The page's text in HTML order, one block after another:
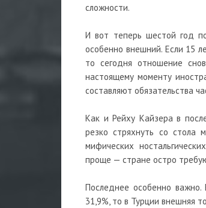
сложности.
И вот теперь шестой год
особенно внешний. Если 15
то сегодня отношение
настоящему моменту
составляют обязательства
Как и Рейху Кайзера в
резко стряхнуть со стола
мифических
проще — стране остро
Последнее особенно
31,9%, то в Турции внешняя